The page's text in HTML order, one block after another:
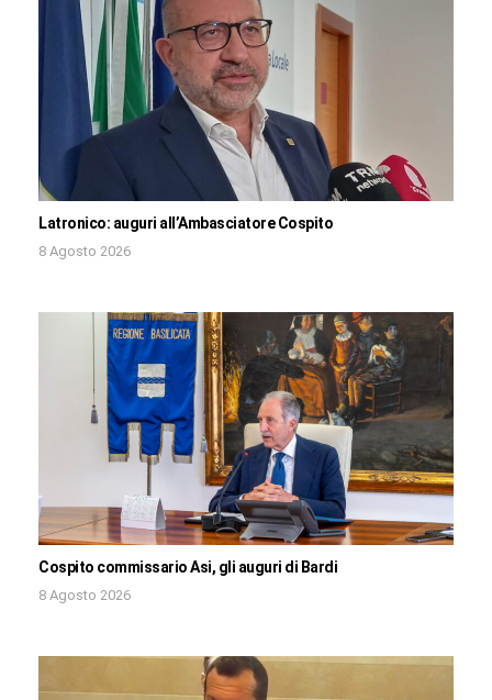
Latronico: auguri all’Ambasciatore Cospito
8 Agosto 2026
Cospito commissario Asi, gli auguri di Bardi
8 Agosto 2026